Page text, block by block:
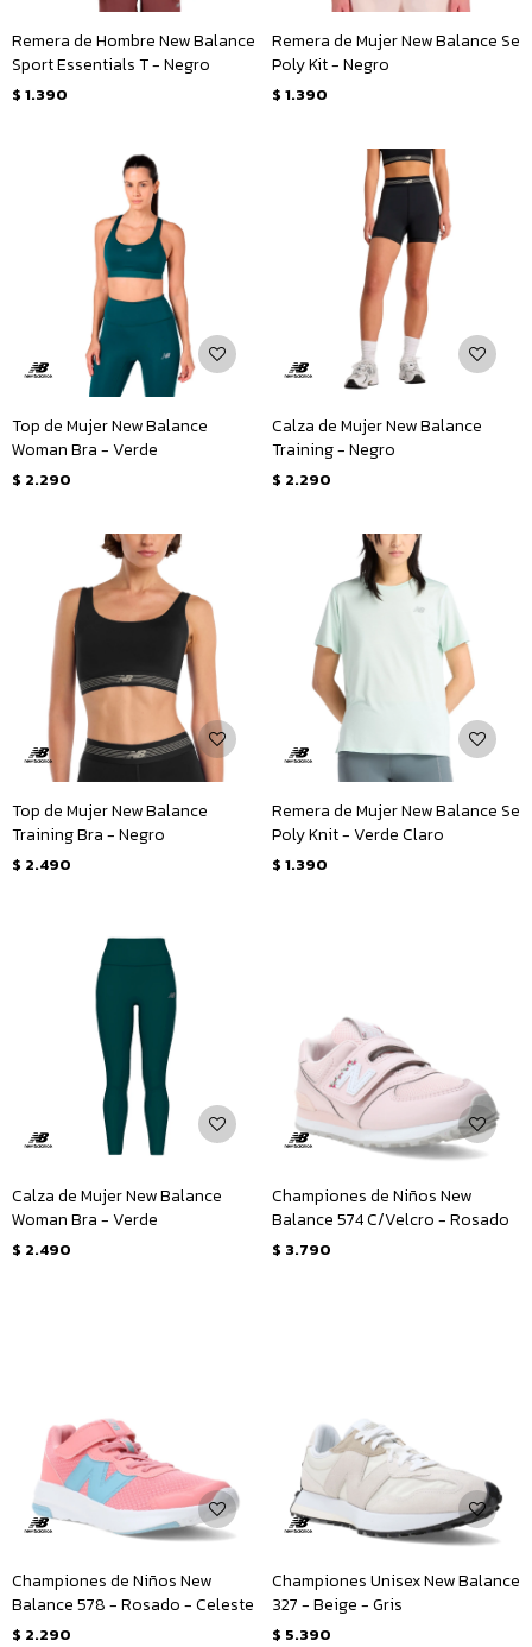
Remera de Hombre New Balance
Sport Essentials T - Negro
$ 1.390
Remera de Mujer New Balance Se
Poly Kit - Negro
$ 1.390
Top de Mujer New Balance
Woman Bra - Verde
$ 2.290
Calza de Mujer New Balance
Training - Negro
$ 2.290
Top de Mujer New Balance
Training Bra - Negro
$ 2.490
Remera de Mujer New Balance Se
Poly Knit - Verde Claro
$ 1.390
Calza de Mujer New Balance
Woman Bra - Verde
$ 2.490
Championes de Niños New
Balance 574 C/Velcro - Rosado
$ 3.790
Championes de Niños New
Balance 578 - Rosado - Celeste
$ 2.290
Championes Unisex New Balance
327 - Beige - Gris
$ 5.390